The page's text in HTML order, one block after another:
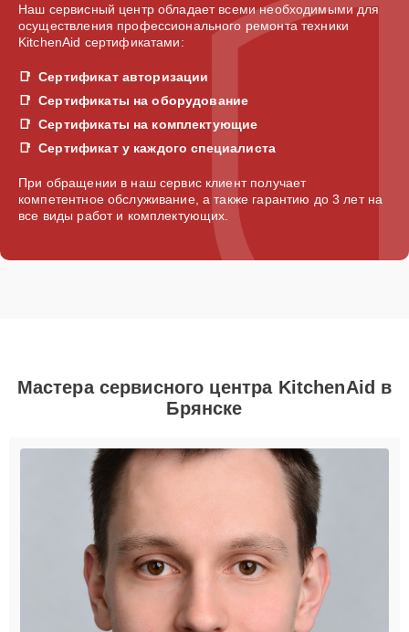
Наш сервисный центр обладает всеми необходимыми для
осуществления профессионального ремонта техники
KitchenAid сертификатами:
Сертификат авторизации
Сертификаты на оборудование
Сертификаты на комплектующие
Сертификат у каждого специалиста
При обращении в наш сервис клиент получает
компетентное обслуживание, а также гарантию до 3 лет на
все виды работ и комплектующих.
Мастера сервисного центра KitchenAid в
Брянске